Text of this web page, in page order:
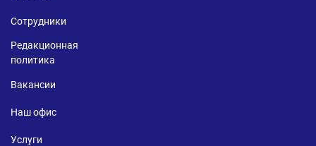
Сотрудники
Редакционная
политика
Вакансии
Наш офис
Услуги